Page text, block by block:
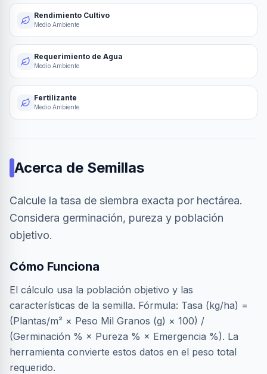
Rendimiento Cultivo
Medio Ambiente
Requerimiento de Agua
Medio Ambiente
Fertilizante
Medio Ambiente
Acerca de Semillas
Calcule la tasa de siembra exacta por hectárea.
Considera germinación, pureza y población
objetivo.
Cómo Funciona
El cálculo usa la población objetivo y las
características de la semilla. Fórmula: Tasa (kg/ha) =
(Plantas/m² × Peso Mil Granos (g) × 100) /
(Germinación % × Pureza % × Emergencia %). La
herramienta convierte estos datos en el peso total
requerido.